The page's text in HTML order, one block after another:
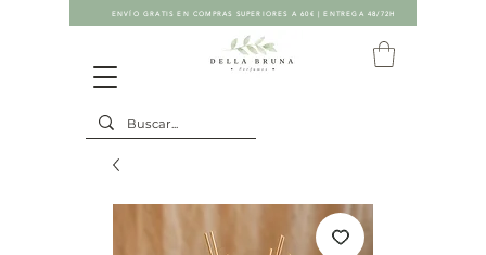
ENVÍO GRATIS EN COMPRAS SUPERIORES A 60€ | ENTREGA 48/72H